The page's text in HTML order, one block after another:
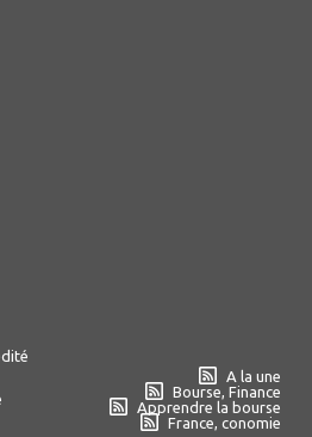
A la une
Bourse, Finance
Apprendre la bourse
France, conomie